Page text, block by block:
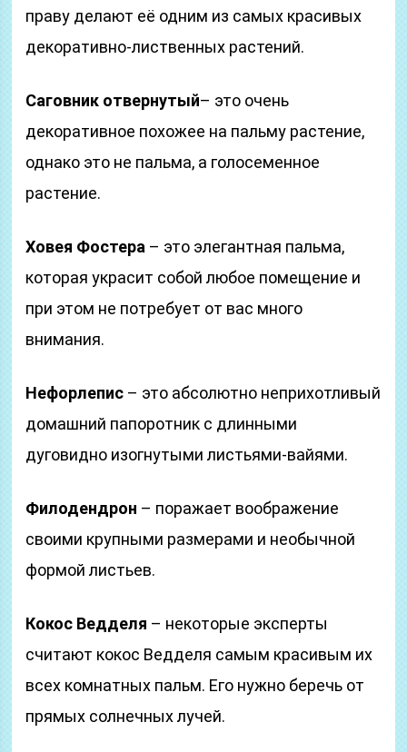
праву делают её одним из самых красивых
декоративно-лиственных растений.
Саговник отвернутый– это очень
декоративное похожее на пальму растение,
однако это не пальма, а голосеменное
растение.
Ховея Фостера – это элегантная пальма,
которая украсит собой любое помещение и
при этом не потребует от вас много
внимания.
Нефорлепис – это абсолютно неприхотливый
домашний папоротник с длинными
дуговидно изогнутыми листьями-вайями.
Филодендрон – поражает воображение
своими крупными размерами и необычной
формой листьев.
Кокос Ведделя – некоторые эксперты
считают кокос Ведделя самым красивым их
всех комнатных пальм. Его нужно беречь от
прямых солнечных лучей.